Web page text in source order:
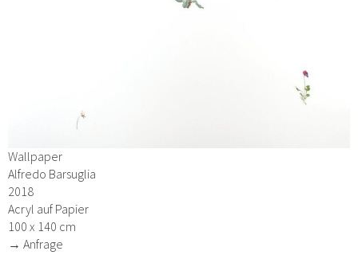
Wallpaper
Alfredo Barsuglia
2018
Acryl auf Papier
100 x 140 cm
→ Anfrage